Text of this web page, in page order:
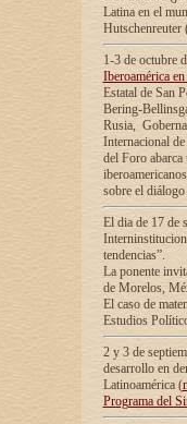
Latina en el
1-3 de octubre
Iberoamérica
Estatal de San
Bering-
Rusia,
Internacional
del Foro
sobre el
El dia de 17 de
tendencias”.
La ponente
de Morelos,
El caso de
Estudios
2 y 3 de
desarrollo en
Latinoamérica (
Programa del